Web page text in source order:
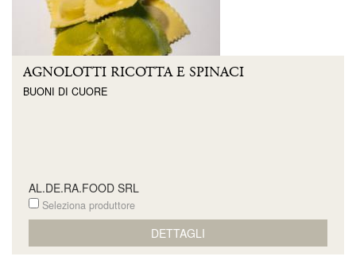
AGNOLOTTI RICOTTA E SPINACI
BUONI DI CUORE
AL.DE.RA.FOOD SRL
Seleziona produttore
DETTAGLI